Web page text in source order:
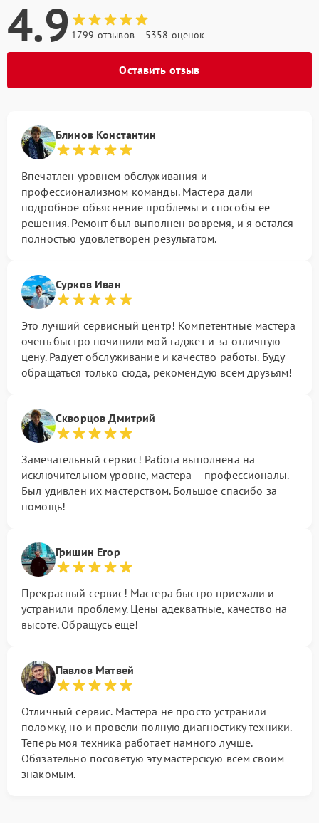
4.9 1799 отзывов 5358 оценок
Оставить отзыв
Блинов Константин
Впечатлен уровнем обслуживания и
профессионализмом команды. Мастера дали
подробное объяснение проблемы и способы её
решения. Ремонт был выполнен вовремя, и я остался
полностью удовлетворен результатом.
Сурков Иван
Это лучший сервисный центр! Компетентные мастера
очень быстро починили мой гаджет и за отличную
цену. Радует обслуживание и качество работы. Буду
обращаться только сюда, рекомендую всем друзьям!
Скворцов Дмитрий
Замечательный сервис! Работа выполнена на
исключительном уровне, мастера – профессионалы.
Был удивлен их мастерством. Большое спасибо за
помощь!
Гришин Егор
Прекрасный сервис! Мастера быстро приехали и
устранили проблему. Цены адекватные, качество на
высоте. Обращусь еще!
Павлов Матвей
Отличный сервис. Мастера не просто устранили
поломку, но и провели полную диагностику техники.
Теперь моя техника работает намного лучше.
Обязательно посоветую эту мастерскую всем своим
знакомым.